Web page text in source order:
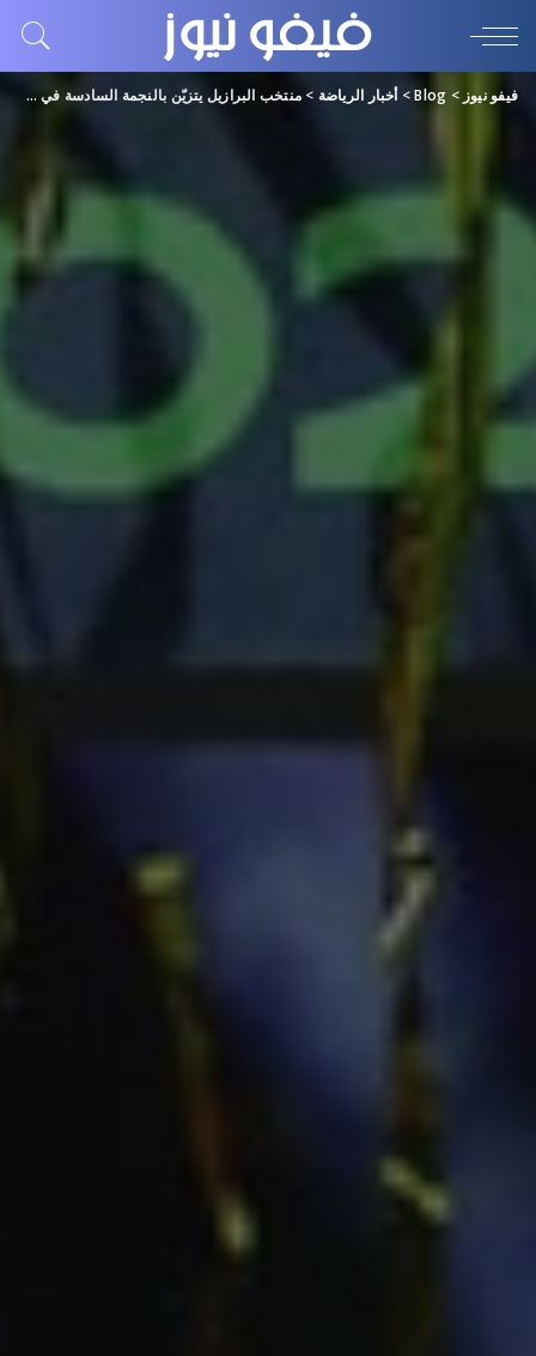
فيفو نيوز >
Blog
> أخبار الرياضة > منتخب البرازيل يتزيّن بالنجمة السادسة في «مونديال الشاطئية»